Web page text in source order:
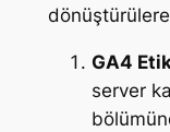
GA4
server